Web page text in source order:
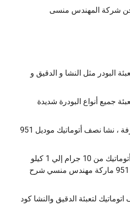
شركة المهندس منسى
البودر مثل النشا و الدقيق و
جميع أنواع البودرة شديدة
ماكينة تعبئة سحلب ، قرفة ، نشا نصف أتوماتيك موديل 951
ماكينة تعبئة بودر نصف أتوماتيك من 10 جرام إلي 1 كيلو
بعبوات أو أكياس موديل 951 ماركة مهندس منسي شرح
لتعبئة الدقيق والنشا كود